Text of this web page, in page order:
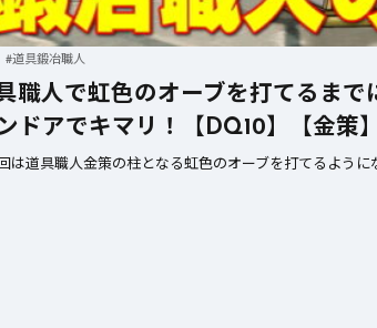
#道具鍛冶職人
職人で虹色のオーブを打てるま
ドアでキマリ！【DQ10】【金策】
は道具職人金策の柱となる虹色のオーブを打てるように